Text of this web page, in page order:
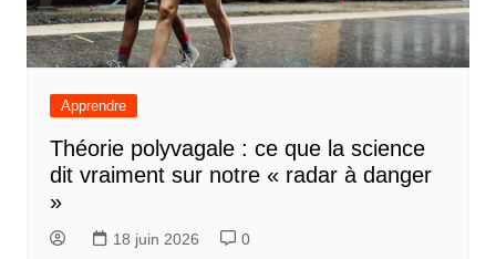
Apprendre
Théorie polyvagale : ce que la science
dit vraiment sur notre « radar à danger
»
18 juin 2026 0